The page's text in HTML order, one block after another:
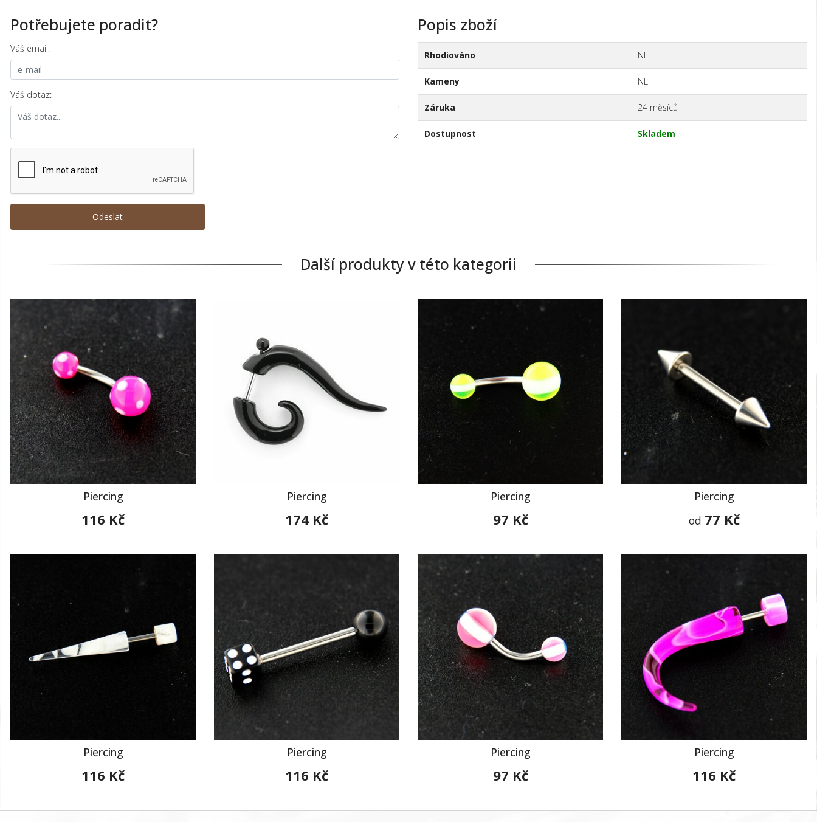
Popis zboží
Rhodiováno NE
Kameny NE
Záruka 24 měsíců
Dostupnost Skladem
Potřebujete poradit?
Váš email:
Váš dotaz:
Další produkty v této kategorii
Piercing
116 Kč
Piercing
174 Kč
Piercing
97 Kč
Piercing
od 77 Kč
Piercing
116 Kč
Piercing
116 Kč
Piercing
97 Kč
Piercing
116 Kč